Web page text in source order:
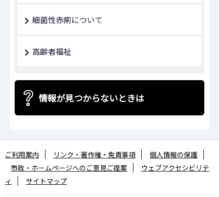
細菌性赤痢について
高齢者福祉
情報が見つからないときは
ご利用案内 リンク・著作権・免責事項
個人情報の保護
市政・ホームページへのご意見ご提案
ウェブアクセシビリテ
ィ
サイトマップ